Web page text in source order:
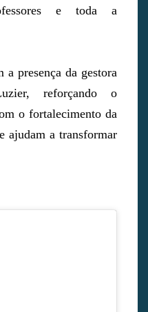
e toda a
presença da gestora
reforçando o
o fortalecimento da
ajudam a transformar